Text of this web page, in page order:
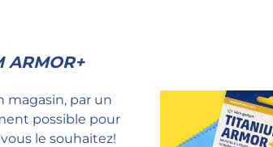
ARMOR+
magasin, par un
possible pour
le souhaitez!